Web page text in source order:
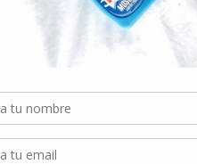
¿Qué entendemos por un
Lavar y secar tus manos con una